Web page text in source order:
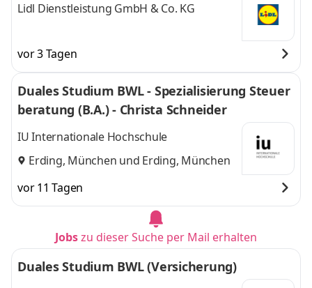
Lidl Dienstleistung GmbH & Co. KG
vor 3 Tagen
Duales Studium BWL - Spezialisierung Steuer
beratung (B.A.) - Christa Schneider
IU Internationale Hochschule
Erding, München und Erding, München
vor 11 Tagen
Jobszu dieser Suche per Mail erhalten
Duales Studium BWL (Versicherung)